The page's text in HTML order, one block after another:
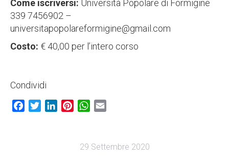
Come iscriversi: Università Popolare di Formigine
339 7456902 –
universitapopolareformigine@gmail.com
Costo: € 40,00 per l’intero corso
Condividi
Facebook
TwitterLinkedInPinterestWhatsApp
29 Settembre 2020